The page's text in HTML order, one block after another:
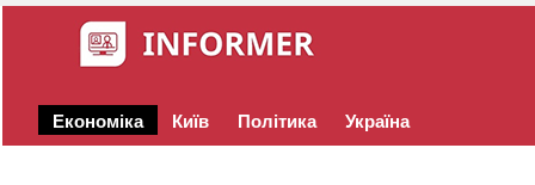
Економіка Київ Політика Україна